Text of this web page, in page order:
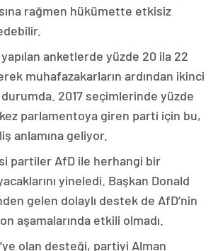
rağmen hükümette etkisiz
anketlerde yüzde 20 ila 22
muhafazakarların ardından ikinci
2017 seçimlerinde yüzde
parlamentoya giren parti için bu,
anlamına geliyor.
partiler AfD ile herhangi bir
yineledi. Başkan Donald
gelen dolaylı destek de AfD’nin
aşamalarında etkili olmadı.
olan desteği, partiyi Alman